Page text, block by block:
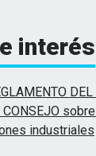
interés
CONSEJO
industriales